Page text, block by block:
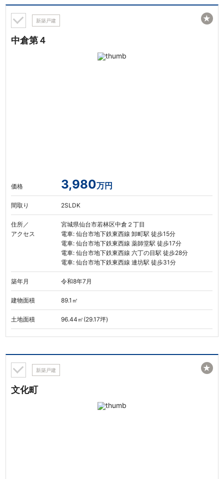
新築戸建
中倉第４
価格 3,980万円
間取り 2SLDK
住所／
アクセス
宮城県仙台市若林区中倉２丁目
電車: 仙台市地下鉄東西線 卸町駅 徒歩15分
電車: 仙台市地下鉄東西線 薬師堂駅 徒歩17分
電車: 仙台市地下鉄東西線 六丁の目駅 徒歩28分
電車: 仙台市地下鉄東西線 連坊駅 徒歩31分
築年月 令和8年7月
建物面積 89.1㎡
土地面積 96.44㎡(29.17坪)
★
新築戸建
文化町
★